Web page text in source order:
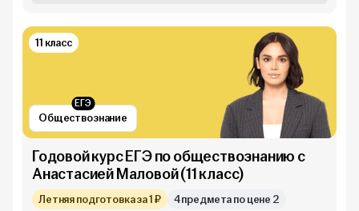
Обществознание
ЕГЭ
11 класс
Годовой курс ЕГЭ по обществознанию с
Анастасией Маловой (11 класс)
Летняя подготовка за 1 ₽ 4 предмета по цене 2